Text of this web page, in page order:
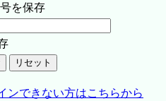
を保存
ンできない方はこちらから